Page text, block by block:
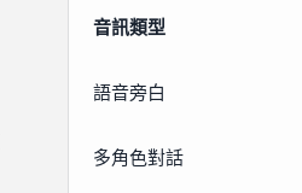
音訊類型
語音旁白
多角色對話